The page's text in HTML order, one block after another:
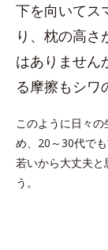
下を向いてス
り、枕の高
はありません
る摩擦もシワ
このように日々
め、20～30代で
若いから大丈夫と
う。